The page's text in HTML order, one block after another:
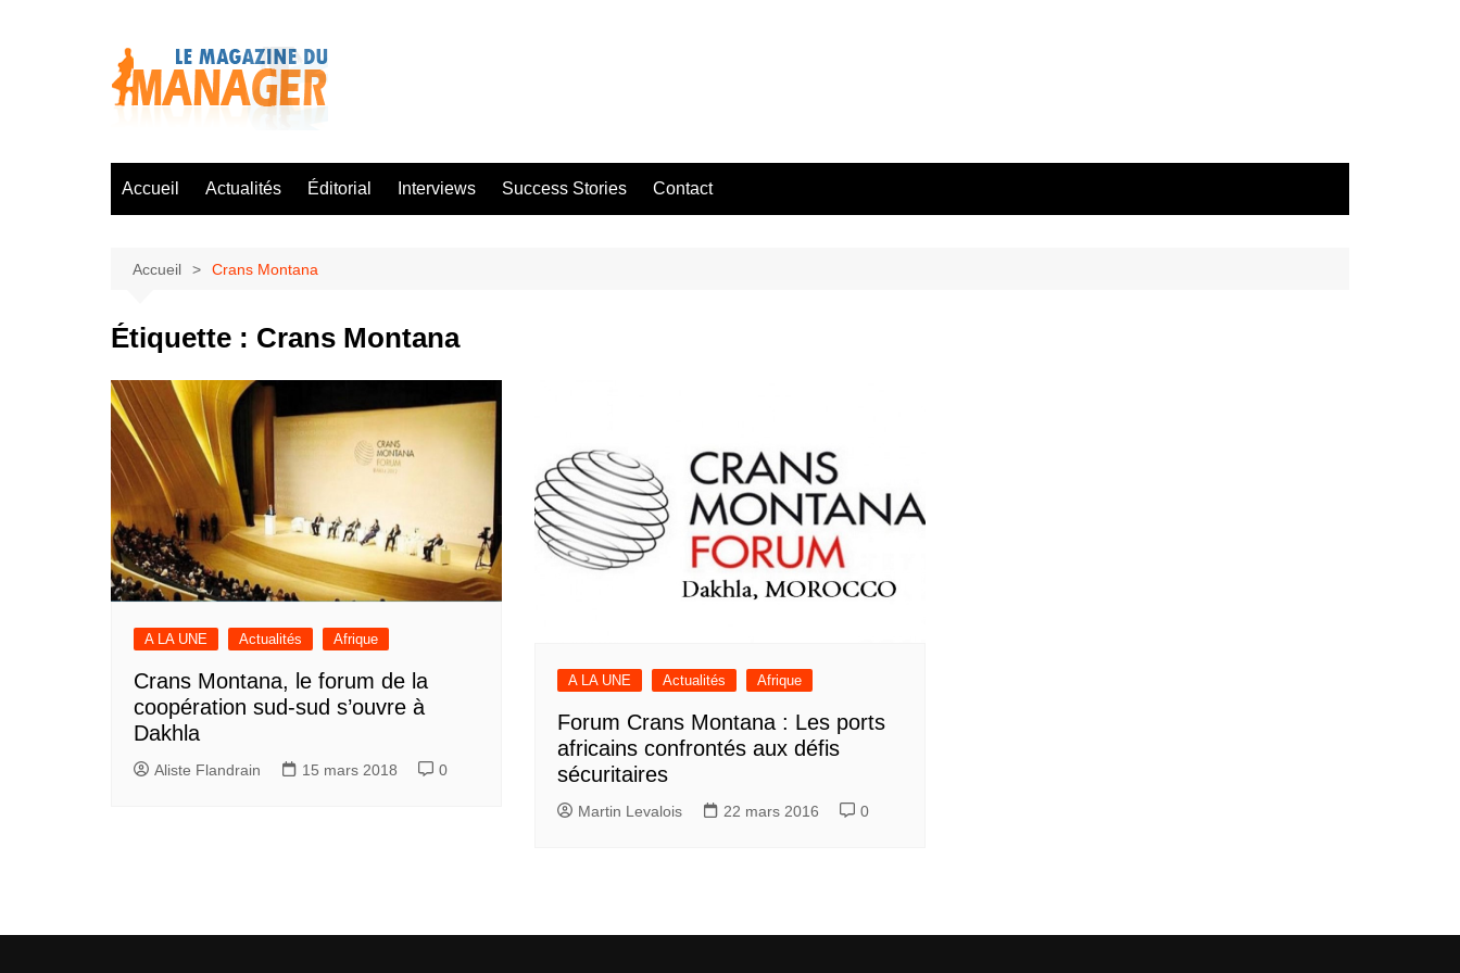
Accueil Actualités Éditorial Interviews Success Stories Contact
Accueil Crans Montana
Étiquette : Crans Montana
A LA UNE Actualités Afrique
Crans Montana, le forum de la
coopération sud-sud s’ouvre à
Dakhla
Aliste Flandrain 15 mars 2018 0
A LA UNE Actualités Afrique
Forum Crans Montana : Les ports
africains confrontés aux défis
sécuritaires
Martin Levalois 22 mars 2016 0